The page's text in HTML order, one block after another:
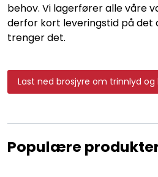
behov. Vi lagerfører alle våre
derfor kort leveringstid på det
trenger det.
Last ned brosjyre om trinnlyd
Populære